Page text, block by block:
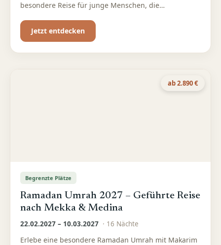
besondere Reise für junge Menschen, die
möchten
Jetzt entdecken
ab 2.890 €
Begrenzte Plätze
Ramadan Umrah 2027 – Geführte Reise
nach Mekka & Medina
22.02.2027 – 10.03.2027 · 16 Nächte
Erlebe eine besondere Ramadan Umrah mit Makarim